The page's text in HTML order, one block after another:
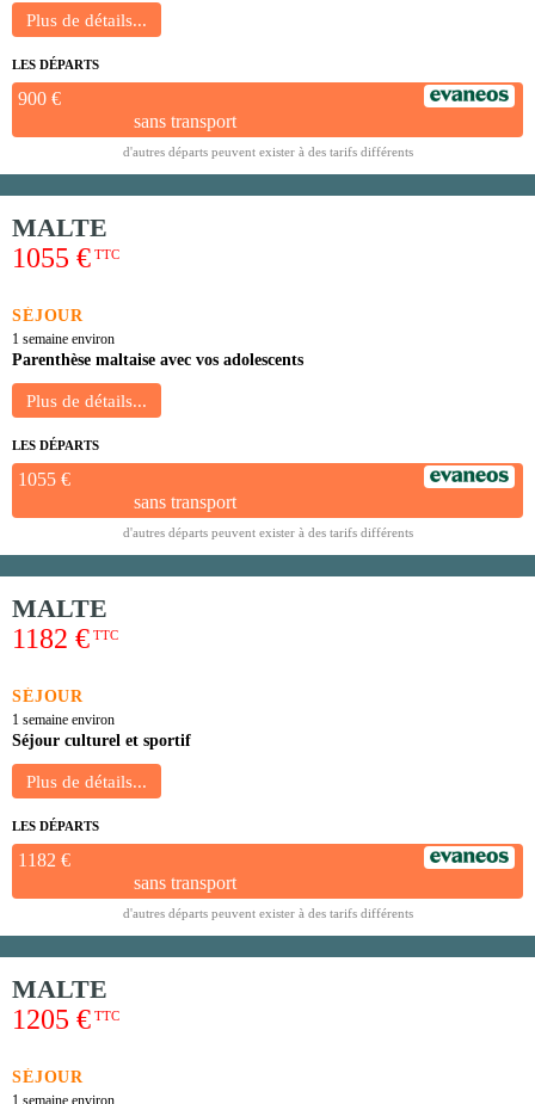
LES DÉPARTS
900 €
sans transport
d'autres départs peuvent exister à des tarifs différents
MALTE
1055 € TTC
SÉJOUR
1 semaine environ
Parenthèse maltaise avec vos adolescents
LES DÉPARTS
1055 €
sans transport
d'autres départs peuvent exister à des tarifs différents
MALTE
1182 € TTC
SÉJOUR
1 semaine environ
Séjour culturel et sportif
LES DÉPARTS
1182 €
sans transport
d'autres départs peuvent exister à des tarifs différents
MALTE
1205 € TTC
SÉJOUR
1 semaine environ